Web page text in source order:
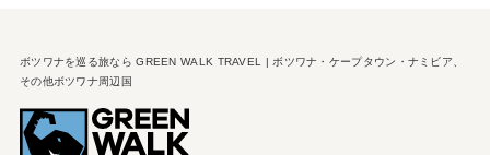
ボツワナを巡る旅なら GREEN WALK TRAVEL | ボツワナ・ケープタウン・ナミビア、
その他ボツワナ周辺国